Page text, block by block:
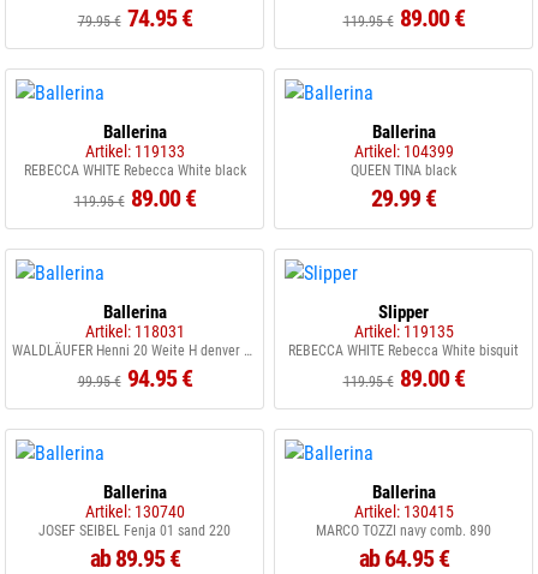
79.95 € 74.95 €
119.95 € 89.00 €
Ballerina
Artikel: 119133
REBECCA WHITE Rebecca White black
119.95 € 89.00 €
Ballerina
Artikel: 104399
QUEEN TINA black
29.99 €
Ballerina
Artikel: 118031
WALDLÄUFER Henni 20 Weite H denver pietra
99.95 € 94.95 €
Slipper
Artikel: 119135
REBECCA WHITE Rebecca White bisquit
119.95 € 89.00 €
Ballerina
Artikel: 130740
JOSEF SEIBEL Fenja 01 sand 220
ab 89.95 €
Ballerina
Artikel: 130415
MARCO TOZZI navy comb. 890
ab 64.95 €